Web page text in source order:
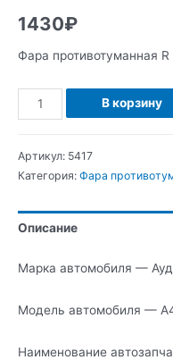
1430₽
Фара противотуманная R
Количество
Ауди
Фара
R
В корзину
Артикул: 5417
Категория: Фара
Описание
Марка автомобиля —
Модель автомобиля —
Наименование